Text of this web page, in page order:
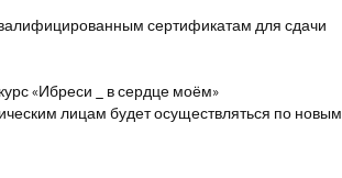
сертификатам для сдачи
«Ибреси _ в сердце моём»
лицам будет осуществляться по новым